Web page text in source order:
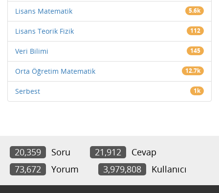
Lisans Matematik 5.6k
Lisans Teorik Fizik 112
Veri Bilimi 145
Orta Öğretim Matematik 12.7k
Serbest 1k
20,359 Soru 21,912
Cevap
73,672
Yorum 3,979,808 Kullanıcı